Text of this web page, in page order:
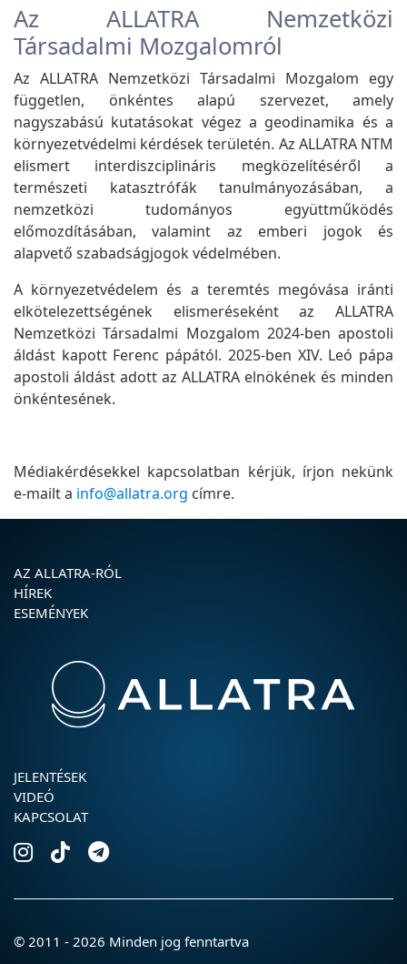
Az ALLATRA Nemzetközi
Társadalmi Mozgalomról
Az ALLATRA Nemzetközi Társadalmi Mozgalom egy
független, önkéntes alapú szervezet, amely
nagyszabású kutatásokat végez a geodinamika és a
környezetvédelmi kérdések területén. Az ALLATRA NTM
elismert interdiszciplináris megközelítéséről a
természeti katasztrófák tanulmányozásában, a
nemzetközi tudományos együttműködés
előmozdításában, valamint az emberi jogok és
alapvető szabadságjogok védelmében.
A környezetvédelem és a teremtés megóvása iránti
elkötelezettségének elismeréseként az ALLATRA
Nemzetközi Társadalmi Mozgalom 2024-ben apostoli
áldást kapott Ferenc pápától. 2025-ben XIV. Leó pápa
apostoli áldást adott az ALLATRA elnökének és minden
önkéntesének.
Médiakérdésekkel kapcsolatban kérjük, írjon nekünk
e-mailt a info@allatra.org címre.
AZ ALLATRA-RÓL
HÍREK
ESEMÉNYEK
JELENTÉSEK
VIDEÓ
KAPCSOLAT
© 2011 - 2026 Minden jog fenntartva